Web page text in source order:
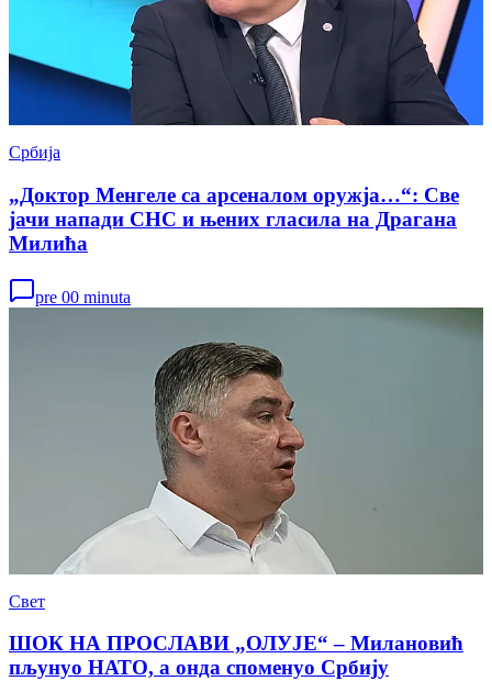
Србија
„Доктор Менгеле са арсеналом оружја…“: Све
јачи напади СНС и њених гласила на Драгана
Милића
pre 00 minuta
Свет
ШОК НА ПРОСЛАВИ „ОЛУЈЕ“ – Милановић
пљунуо НАТО, а онда споменуо Србију